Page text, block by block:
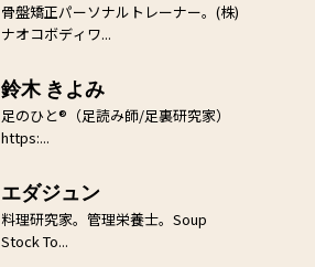
骨盤矯正パーソナルトレーナー。(株)
ナオコボディワ...
鈴木 きよみ
足のひと®（足読み師/足裏研究家）
https:...
エダジュン
料理研究家。管理栄養士。Soup
Stock To...